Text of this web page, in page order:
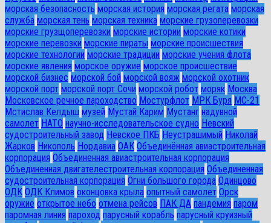
морская безопасность морская история морская регата морская
служба морская тень морская техника морские грузоперевозки
морские грузщоперевозки морские истории морские котики
морские перевозки морские пираты морские происшествия
морские технологии морские традиции морские учения флота
морские явления морское оружие морское происшествие
морской бизнес морской бой морской вояж морской охотник
морской порт морской порт Сочи морской робот моряк Москва
Московское речное пароходство Мостурфлот МРК Буря МС-21
Мстислав Келдыш музей Мустай Карим Мустанг надувной
самолет НАТО научно-исследовательское судно Невский
судостроительный завод Невское ПКБ Неустрашимый Николай
Жарков Никополь Нордавиа ОАК Объединённая авиастроительная
корпорация Объединенная авиастроительная корпорация
Объединенная двигателестроительная корпорация Объединенная
судостроительная корпорация Огни большого города Одинцово
ОДК ОДК Климов оконцовка крыла опытный самолет Орск
оружие открытое небо отмена рейсов ПАК ДА пандемия паром
паромная линия пароход парусный корабль парусный круизный